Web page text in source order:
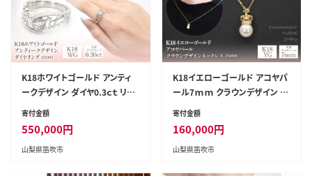
K18ホワイトゴールド アンティ
ークデザイン ダイヤ0.3ｃｔ リン
グ 管理番号452385 218-086
寄付金額
550,000円
山梨県笛吹市
K18イエローゴールド アコヤパ
ール7ｍｍ クラウンデザイン ネ
ックレス 管理番号254020 218-
寄付金額
160,000円
山梨県笛吹市